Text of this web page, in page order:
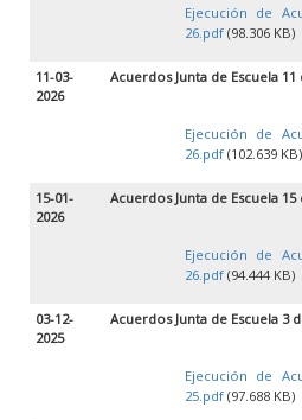
Ejecución de
26.pdf (98.306 KB)
11-03-
2026
Acuerdos Junta de Escuela
Ejecución de
26.pdf (102.639 KB)
15-01-
2026
Acuerdos Junta de Escuela
Ejecución de
26.pdf (94.444 KB)
03-12-
2025
Acuerdos Junta de Escuela 3
Ejecución de
25.pdf (97.688 KB)